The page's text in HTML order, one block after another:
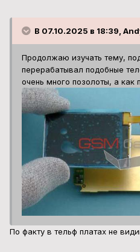
В 07.10.2025 в 18:39,
Продолжаю изучать тему,
перерабатывал подобные
очень много позолоты, а как
По факту в тельф платах не